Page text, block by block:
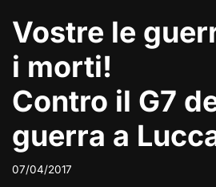
Vostre le
i morti!
Contro il G7
guerra a
07/04/2017